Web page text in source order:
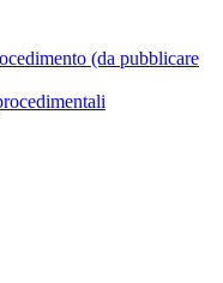
(da pubblicare